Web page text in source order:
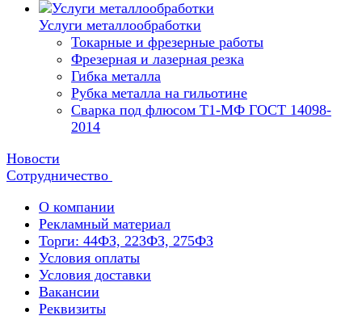
Услуги металлообработки
Токарные и фрезерные работы
Фрезерная и лазерная резка
Гибка металла
Рубка металла на гильотине
Сварка под флюсом Т1-МФ ГОСТ 14098-
2014
Новости
Сотрудничество
О компании
Рекламный материал
Торги: 44ФЗ, 223ФЗ, 275ФЗ
Условия оплаты
Условия доставки
Вакансии
Реквизиты